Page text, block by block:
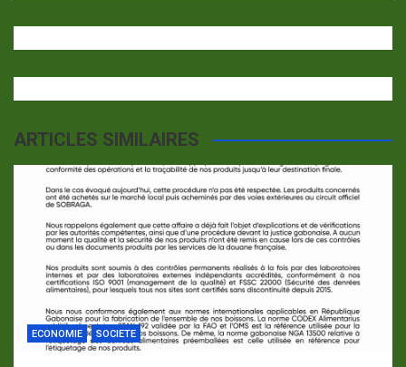
ARTICLES SIMILAIRES
ECONOMIE SOCIETE